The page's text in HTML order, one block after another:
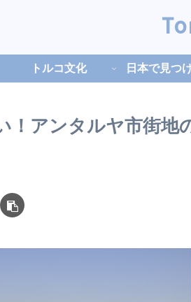
トルコ文化 日本で見つ
！アンタルヤ市街地